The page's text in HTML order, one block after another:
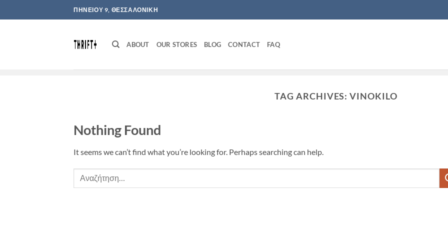
στο
ΠΗΝΕΙΟΥ 9, ΘΕΣΣΑΛΟΝΙΚΗ
ABOUT OUR STORES BLOG CONTACT FAQ
TAG ARCHIVES:VINOKILO
Nothing Found
It seems we can’t find what you’re looking for. Perhaps searching can help.